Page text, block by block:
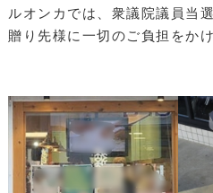
ルオンカでは、衆議院議員当
贈り先様に一切のご負担をか